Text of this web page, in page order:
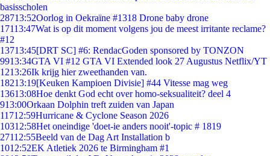
basisscholen
28713:52Oorlog in Oekraïne #1318 Drone baby drone
17113:47Wat is op dit moment volgens jou de meest irritante reclame?
#12
13713:45[DRT SC] #6: RendacGoden sponsored by TONZON
9913:34GTA VI #12 GTA VI Extended look 27 Augustus Netflix/YT
1213:26Ik krijg hier zweethanden van.
18213:19[Keuken Kampioen Divisie] #44 Vitesse mag weg
13613:08Hoe denkt God echt over homo-seksualiteit? deel 4
913:00Orkaan Dolphin treft zuiden van Japan
11712:59Hurricane & Cyclone Season 2026
10312:58Het oneindige 'doet-ie anders nooit'-topic # 1819
27112:55Beeld van de Dag Art Installation b
1012:52EK Atletiek 2026 te Birmingham #1